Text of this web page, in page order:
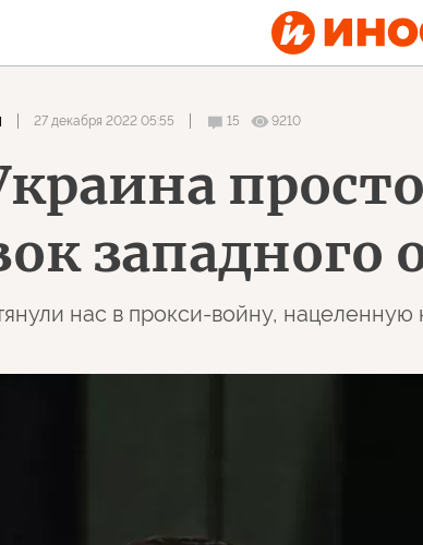
27 декабря 2022 05:55 15 9210
западного
нас в прокси-войну, нацеленную